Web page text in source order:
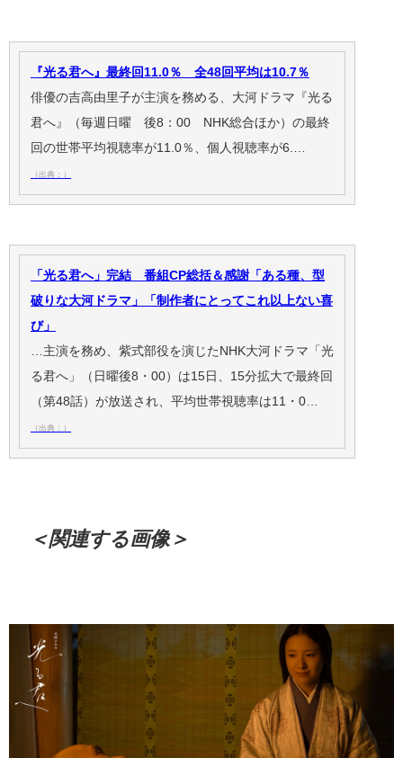
『光る君へ』最終回11.0％ 全48回平均は10.7％
俳優の吉高由里子が主演を務める、大河ドラマ『光る
君へ』（毎週日曜 後8：00 NHK総合ほか）の最終
回の世帯平均視聴率が11.0％、個人視聴率が6.…
（出典：）
「光る君へ」完結 番組CP総括＆感謝「ある種、型
破りな大河ドラマ」「制作者にとってこれ以上ない喜
び」
…主演を務め、紫式部役を演じたNHK大河ドラマ「光
る君へ」（日曜後8・00）は15日、15分拡大で最終回
（第48話）が放送され、平均世帯視聴率は11・0…
（出典：）
＜関連する画像＞